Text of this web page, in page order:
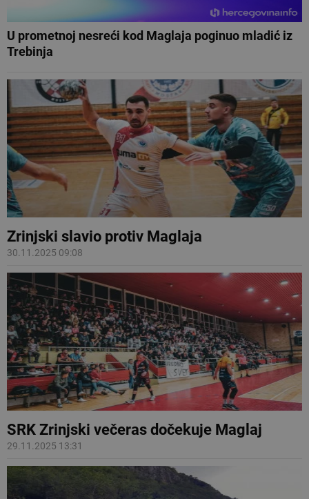
U prometnoj nesreći kod Maglaja poginuo mladić iz
Trebinja
Zrinjski slavio protiv Maglaja
30.11.2025 09:08
SRK Zrinjski večeras dočekuje Maglaj
29.11.2025 13:31